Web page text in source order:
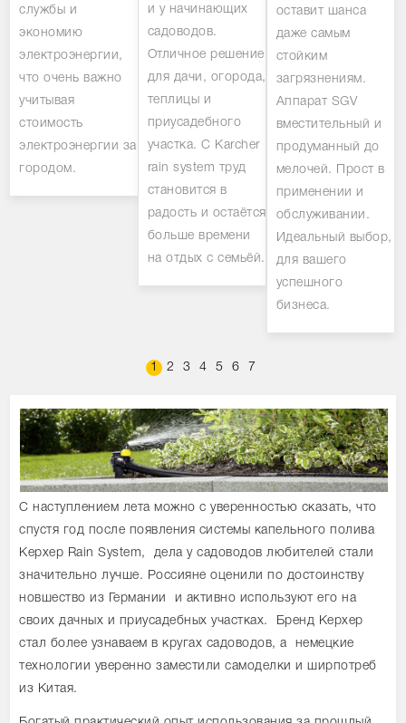
службы и
экономию
электроэнергии,
что очень важно
учитывая
стоимость
электроэнергии за
городом.
и у начинающих
садоводов.
Отличное решение
для дачи, огорода,
теплицы и
приусадебного
участка. С Karcher
rain system труд
становится в
радость и остаётся
больше времени
на отдых с семьёй.
оставит шанса
даже самым
стойким
загрязнениям.
Аппарат SGV
вместительный и
продуманный до
мелочей. Прост в
применении и
обслуживании.
Идеальный выбор,
для вашего
успешного
бизнеса.
1 2 3 4 5 6 7
С наступлением лета можно с уверенностью сказать, что
спустя год после появления системы капельного полива
Керхер Rain System, дела у садоводов любителей стали
значительно лучше. Россияне оценили по достоинству
новшество из Германии и активно используют его на
своих дачных и приусадебных участках. Бренд Керхер
стал более узнаваем в кругах садоводов, а немецкие
технологии уверенно заместили самоделки и ширпотреб
из Китая.